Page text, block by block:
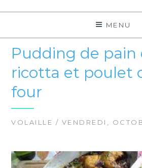
MENU
Pudding de pain
ricotta et poulet
four
VOLAILLE / VENDREDI,